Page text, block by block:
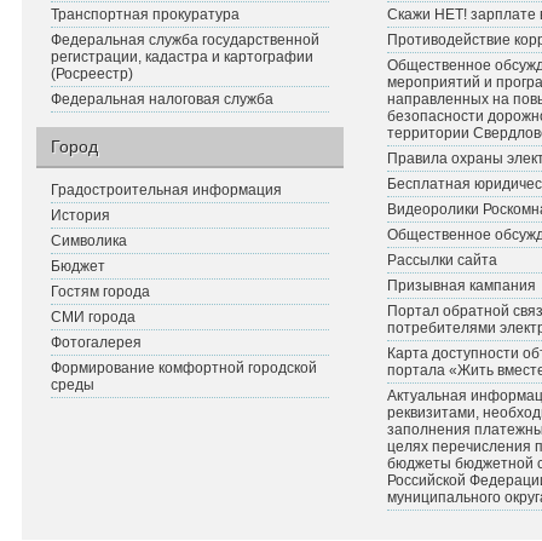
Транспортная прокуратура
Федеральная служба государственной
регистрации, кадастра и картографии
(Росреестр)
Федеральная налоговая служба
Город
Градостроительная информация
История
Символика
Бюджет
Гостям города
СМИ города
Фотогалерея
Формирование комфортной городской
среды
Скажи НЕТ! зарплате
Противодействие
Общественное
мероприятий и
направленных на
безопасности
территории
Правила охраны
Бесплатная
Видеоролики
Общественное
Рассылки сайта
Призывная кампания
Портал обратной
потребителями
Карта доступности
портала «Жить
Актуальная
реквизитами,
заполнения
целях перечисления
бюджеты бюджетной
Российской
муниципального